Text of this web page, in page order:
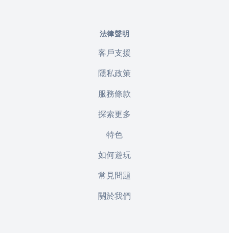
法律聲明
客戶支援
隱私政策
服務條款
探索更多
特色
如何遊玩
常見問題
關於我們